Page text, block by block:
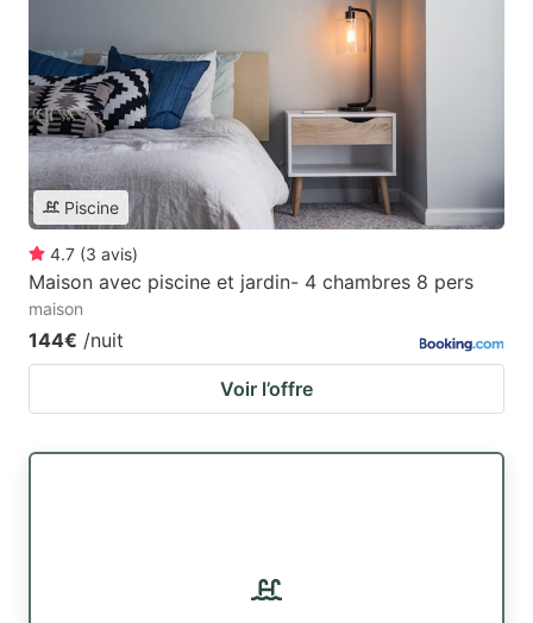
Piscine
4.7 (3 avis)
Maison avec piscine et jardin- 4 chambres 8 pers
maison
144€ /nuit
Voir l’offre